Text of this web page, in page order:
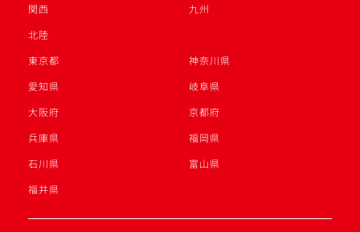
関西
九州
北陸
東京都
神奈川県
愛知県
岐阜県
大阪府
京都府
兵庫県
福岡県
石川県
富山県
福井県